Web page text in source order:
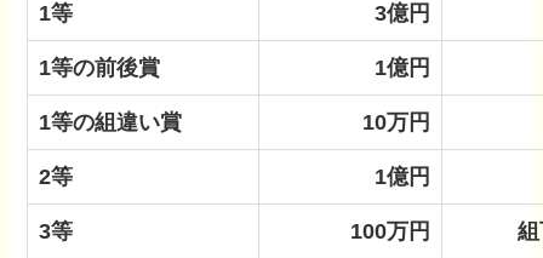
1等 3億円
1等の前後賞 1億円
1等の組違い賞 10万円
2等 1億円
3等 100万円